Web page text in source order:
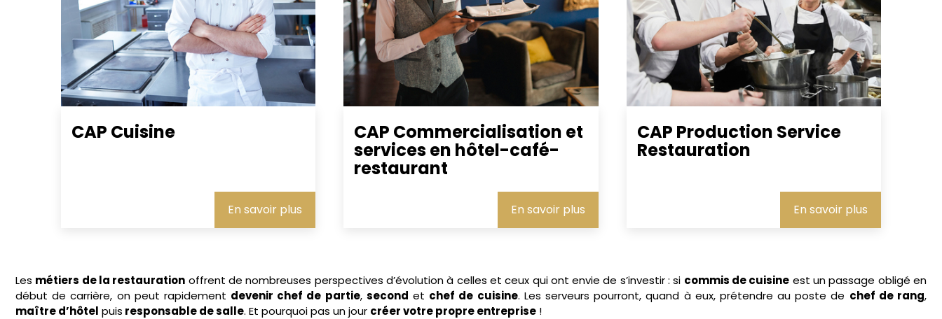
CAP Cuisine
En savoir plus
CAP Commercialisation et
services en hôtel-café-
restaurant
En savoir plus
CAP Production Service
Restauration
En savoir plus
Les métiers de la restauration offrent de nombreuses perspectives d’évolution à celles et ceux qui ont envie de s’investir : si commis de cuisine est un passage obligé en
début de carrière, on peut rapidement devenir chef de partie, second et chef de cuisine. Les serveurs pourront, quand à eux, prétendre au poste de chef de rang,
maître d’hôtel puis responsable de salle. Et pourquoi pas un jour créer votre propre entreprise !